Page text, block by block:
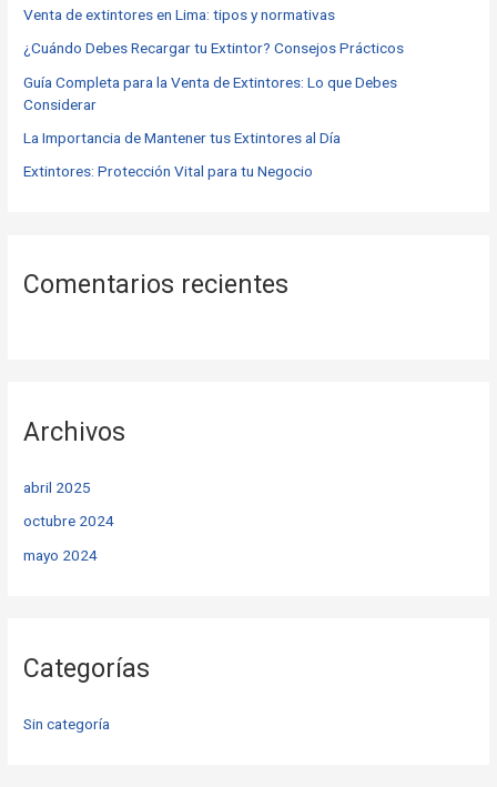
p
o
r
:
Venta de extintores en Lima: tipos y normativas
¿Cuándo Debes Recargar tu Extintor? Consejos Prácticos
Guía Completa para la Venta de Extintores: Lo que Debes
Considerar
La Importancia de Mantener tus Extintores al Día
Extintores: Protección Vital para tu Negocio
Comentarios recientes
Archivos
abril 2025
octubre 2024
mayo 2024
Categorías
Sin categoría